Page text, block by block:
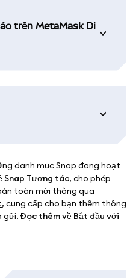
trên MetaMask Di
danh mục Snap đang hoạt
Snap Tương tác, cho phép
toàn mới thông qua
, cung cấp cho bạn thêm thông
gửi. Đọc thêm về Bắt đầu với